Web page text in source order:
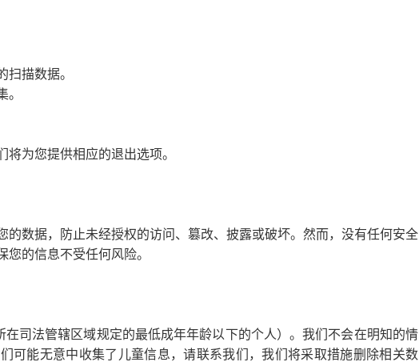
描数据。
为您提供相应的退出选项。
的数据，防止未经授权的访问、篡改、披露或破坏。然而，没有任何安全
的信息不受任何风险。
司法管辖区域规定的最低成年年龄以下的个人）。我们不会在明知的情
可能无意中收集了儿童信息，请联系我们，我们将采取措施删除相关数